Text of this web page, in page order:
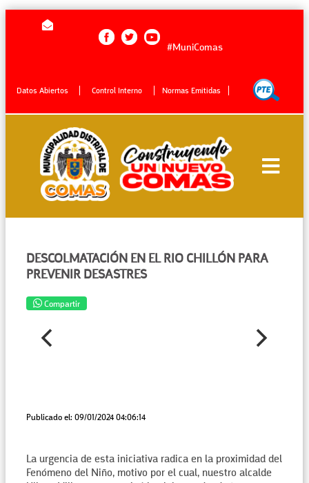
#MuniComas
Datos Abiertos Control Interno Normas Emitidas
DESCOLMATACIÓN EN EL RIO CHILLÓN PARA
PREVENIR DESASTRES
Compartir
Publicado el: 09/01/2024 04:06:14
La urgencia de esta iniciativa radica en la proximidad del
Fenómeno del Niño, motivo por el cual, nuestro alcalde